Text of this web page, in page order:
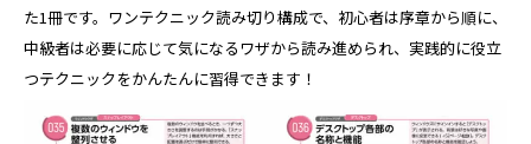
た1冊です。ワンテクニック読み切り構成で、初心者は序章から順に、
中級者は必要に応じて気になるワザから読み進められ、実践的に役立
つテクニックをかんたんに習得できます！